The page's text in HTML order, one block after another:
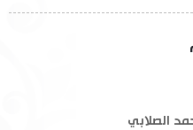
الصلابي